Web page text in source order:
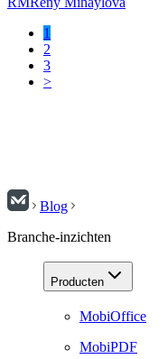
1
2
3
>
Blog
Branche-inzichten
Producten
MobiOffice
MobiPDF